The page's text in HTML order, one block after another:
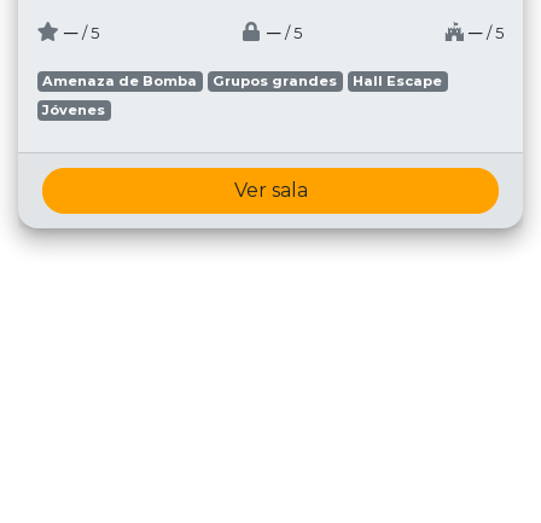
─ / 5 ─ / 5 ─ / 5
Amenaza de Bomba Grupos grandes
Hall Escape
Jóvenes
Ver sala